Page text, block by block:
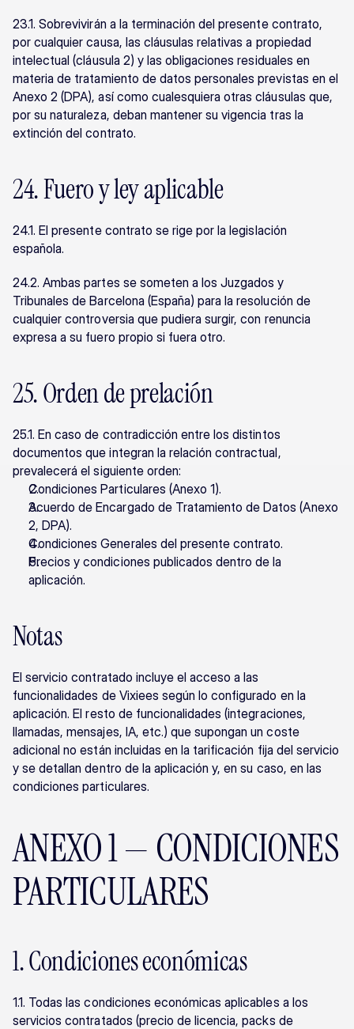
23.1. Sobrevivirán a la terminación del presente contrato,
por cualquier causa, las cláusulas relativas a propiedad
intelectual (cláusula 2) y las obligaciones residuales en
materia de tratamiento de datos personales previstas en el
Anexo 2 (DPA), así como cualesquiera otras cláusulas que,
por su naturaleza, deban mantener su vigencia tras la
extinción del contrato.
24. Fuero y ley aplicable
24.1. El presente contrato se rige por la legislación
española.
24.2. Ambas partes se someten a los Juzgados y
Tribunales de Barcelona (España) para la resolución de
cualquier controversia que pudiera surgir, con renuncia
expresa a su fuero propio si fuera otro.
25. Orden de prelación
25.1. En caso de contradicción entre los distintos
documentos que integran la relación contractual,
prevalecerá el siguiente orden:
Condiciones Particulares (Anexo 1).
Acuerdo de Encargado de Tratamiento de Datos (Anexo
2, DPA).
Condiciones Generales del presente contrato.
Precios y condiciones publicados dentro de la
aplicación.
Notas
El servicio contratado incluye el acceso a las
funcionalidades de Vixiees según lo configurado en la
aplicación. El resto de funcionalidades (integraciones,
llamadas, mensajes, IA, etc.) que supongan un coste
adicional no están incluidas en la tarificación fija del servicio
y se detallan dentro de la aplicación y, en su caso, en las
condiciones particulares.
ANEXO 1 — CONDICIONES
PARTICULARES
1. Condiciones económicas
1.1. Todas las condiciones económicas aplicables a los
servicios contratados (precio de licencia, packs de